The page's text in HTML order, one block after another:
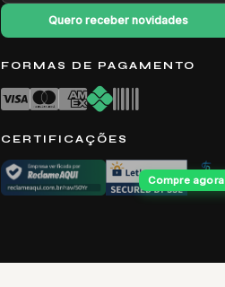
Quero receber novidades
FORMAS DE PAGAMENTO
CERTIFICAÇÕES
Compre